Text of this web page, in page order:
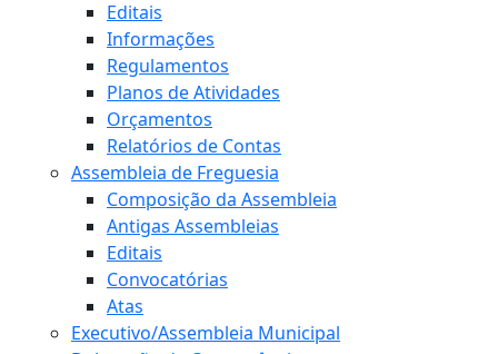
Editais
Informações
Regulamentos
Planos de Atividades
Orçamentos
Relatórios de Contas
Assembleia de Freguesia
Composição da Assembleia
Antigas Assembleias
Editais
Convocatórias
Atas
Executivo/Assembleia Municipal